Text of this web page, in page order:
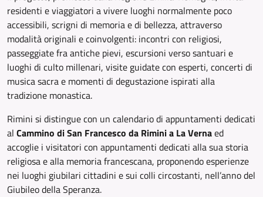
residenti e viaggiatori a vivere luoghi normalmente poco
accessibili, scrigni di memoria e di bellezza, attraverso
modalità originali e coinvolgenti: incontri con religiosi,
passeggiate fra antiche pievi, escursioni verso santuari e
luoghi di culto millenari, visite guidate con esperti, concerti di
musica sacra e momenti di degustazione ispirati alla
tradizione monastica.
Rimini si distingue con un calendario di appuntamenti dedicati
al Cammino di San Francesco da Rimini a La Vernaed
accoglie i visitatori con appuntamenti dedicati alla sua storia
religiosa e alla memoria francescana, proponendo esperienze
nei luoghi giubilari cittadini e sui colli circostanti, nell’anno del
Giubileo della Speranza.